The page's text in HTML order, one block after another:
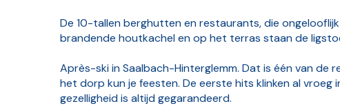
De 10-tallen berghutten en restaurants, die
brandende houtkachel en op het terras staan de
Après-ski in Saalbach-Hinterglemm. Dat is één van
het dorp kun je feesten. De eerste hits klinken al
gezelligheid is altijd gegarandeerd.